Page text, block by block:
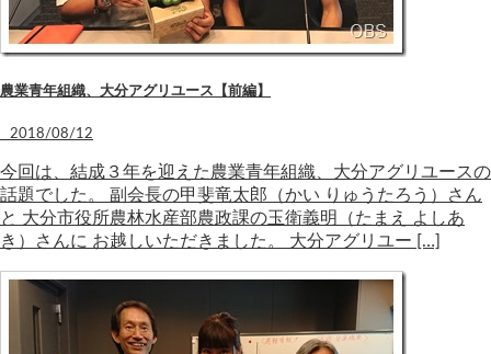
農業青年組織、大分アグリユース【前編】
2018/08/12
今回は、結成３年を迎えた農業青年組織、大分アグリユースの
話題でした。 副会長の甲斐竜太郎（かい りゅうたろう）さん
と 大分市役所農林水産部農政課の玉衛義明（たまえ よしあ
き）さんに お越しいただきました。 大分アグリユー […]